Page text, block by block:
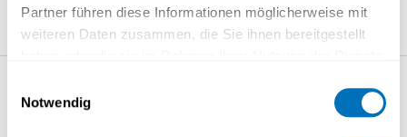
Partner führen diese Informationen möglicherweise mit
weiteren Daten zusammen, die Sie ihnen bereitgestellt
Notwendig
FACULTÉ DE PSYCHOLOGIE
Formation courte Résilience
(4